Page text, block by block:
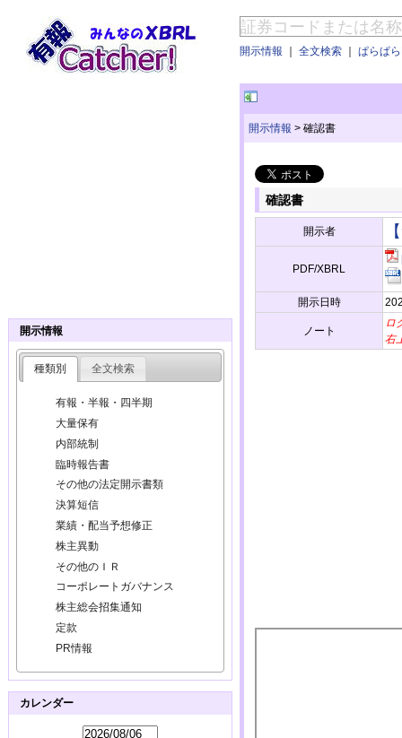
開示情報 ｜ 全文検索 ｜ ぱらぱ
開示情報 > 確認書
確認書
開示者
PDF/XBRL
開示日時
ノート
ロ
右
開示情報
種類別 全文検索
有報・半報・四半期
大量保有
内部統制
臨時報告書
その他の法定開示書類
決算短信
業績・配当予想修正
株主異動
その他のＩＲ
コーポレートガバナンス
株主総会招集通知
定款
PR情報
カレンダー